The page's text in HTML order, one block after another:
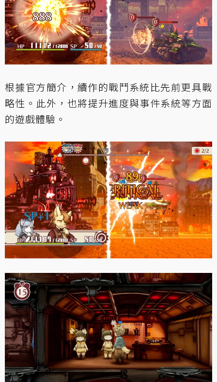
根據官方簡介，續作的戰鬥系統比先前更具戰
略性。此外，也將提升進度與事件系統等方面
的遊戲體驗。